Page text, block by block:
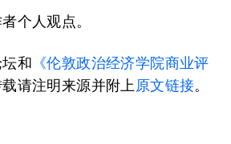
个人观点。
和 《伦敦政治经济学院商业评
请注明来源并附上 原文链接。